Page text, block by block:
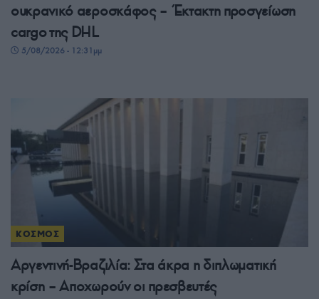
ουκρανικό αεροσκάφος – Έκτακτη προσγείωση
cargo της DHL
5/08/2026 - 12:31μμ
ΚΟΣΜΟΣ
Αργεντινή-Βραζιλία: Στα άκρα η διπλωματική
κρίση – Αποχωρούν οι πρεσβευτές